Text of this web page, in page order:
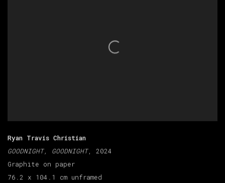
Ryan Travis Christian
GOODNIGHT, GOODNIGHT, 2024
Graphite on paper
76.2 x 104.1 cm unframed